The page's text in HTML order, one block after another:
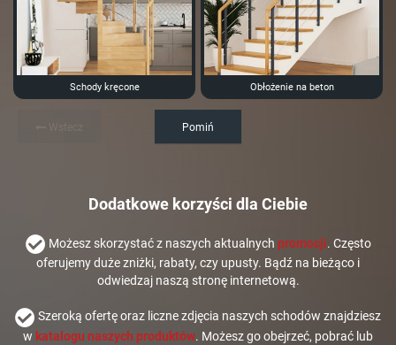
Schody kręcone Obłożenie na beton
Pomiń
Dodatkowe korzyści dla Ciebie
Możesz skorzystać z naszych aktualnych promocji. Często
oferujemy duże zniżki, rabaty, czy upusty. Bądź na bieżąco i
odwiedzaj naszą stronę internetową.
Szeroką ofertę oraz liczne zdjęcia naszych schodów znajdziesz
w katalogu naszych produktów. Możesz go obejrzeć, pobrać lub